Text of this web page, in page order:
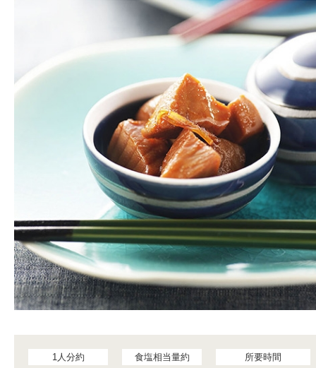
1人分約 食塩相当量約 所要時間